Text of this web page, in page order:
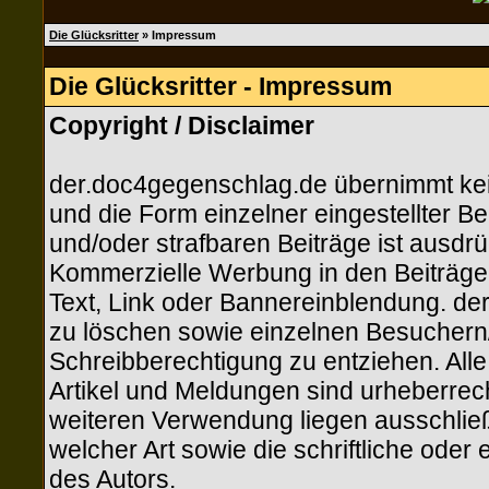
Die Glücksritter » Impressum
Die Glücksritter - Impressum
Copyright / Disclaimer
der.doc4gegenschlag.de übernimmt
und die Form einzelner eingestellter
und/oder strafbaren Beiträge ist
Kommerzielle Werbung in den
Text, Link oder Bannereinblendung.
zu löschen sowie einzelnen
Schreibberechtigung zu entziehen.
Artikel und Meldungen sind
weiteren Verwendung liegen
welcher Art sowie die schriftliche oder
des Autors.